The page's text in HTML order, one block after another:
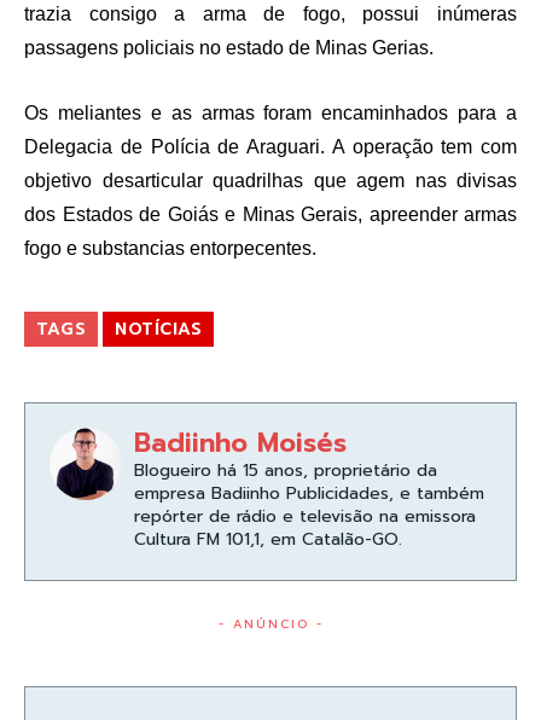
trazia consigo a arma de fogo, possui inúmeras
passagens policiais no estado de Minas Gerias.
Os meliantes e as armas foram encaminhados para a
Delegacia de Polícia de Araguari. A operação tem com
objetivo desarticular quadrilhas que agem nas divisas
dos Estados de Goiás e Minas Gerais, apreender armas
fogo e substancias entorpecentes.
TAGS NOTÍCIAS
Badiinho Moisés
Blogueiro há 15 anos, proprietário da
empresa Badiinho Publicidades, e também
repórter de rádio e televisão na emissora
Cultura FM 101,1, em Catalão-GO.
- ANÚNCIO -